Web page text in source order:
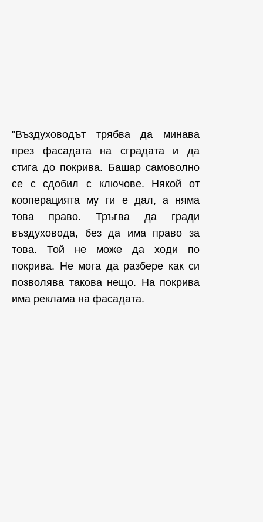
"Въздуховодът трябва да минава
през фасадата на сградата и да
стига до покрива. Башар самоволно
се с сдобил с ключове. Някой от
кооперацията му ги е дал, а няма
това право. Тръгва да гради
въздуховода, без да има право за
това. Той не може да ходи по
покрива. Не мога да разбере как си
позволява такова нещо. На покрива
има реклама на фасадата.